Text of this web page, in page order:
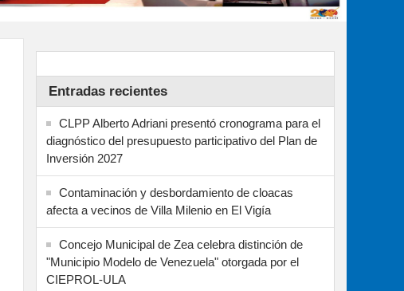
Entradas recientes
CLPP Alberto Adriani presentó cronograma para el
diagnóstico del presupuesto participativo del Plan de
Inversión 2027
Contaminación y desbordamiento de cloacas
afecta a vecinos de Villa Milenio en El Vigía
Concejo Municipal de Zea celebra distinción de
"Municipio Modelo de Venezuela" otorgada por el
CIEPROL-ULA